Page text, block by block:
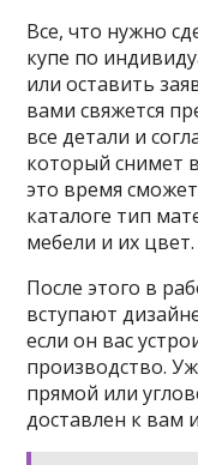
Все, что нужно
купе по
или оставить
вами свяжется
все детали и
который снимет
это время
каталоге тип
мебели и их цвет.
После этого в
вступают
если он вас
производство.
прямой или
доставлен к вам